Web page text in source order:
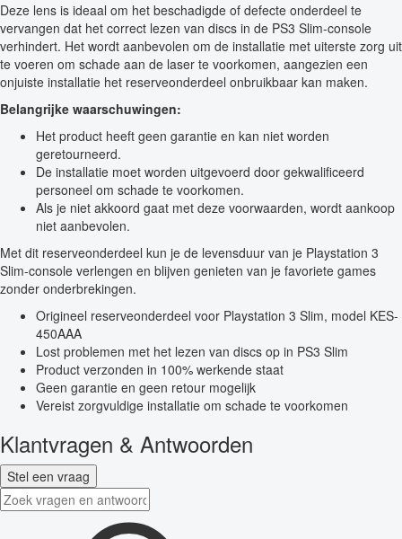
Deze lens is ideaal om het beschadigde of defecte onderdeel te
vervangen dat het correct lezen van discs in de PS3 Slim-console
verhindert. Het wordt aanbevolen om de installatie met uiterste zorg uit
te voeren om schade aan de laser te voorkomen, aangezien een
onjuiste installatie het reserveonderdeel onbruikbaar kan maken.
Belangrijke waarschuwingen:
Het product heeft geen garantie en kan niet worden
geretourneerd.
De installatie moet worden uitgevoerd door gekwalificeerd
personeel om schade te voorkomen.
Als je niet akkoord gaat met deze voorwaarden, wordt aankoop
niet aanbevolen.
Met dit reserveonderdeel kun je de levensduur van je Playstation 3
Slim-console verlengen en blijven genieten van je favoriete games
zonder onderbrekingen.
Origineel reserveonderdeel voor Playstation 3 Slim, model KES-
450AAA
Lost problemen met het lezen van discs op in PS3 Slim
Product verzonden in 100% werkende staat
Geen garantie en geen retour mogelijk
Vereist zorgvuldige installatie om schade te voorkomen
Klantvragen & Antwoorden
Stel een vraag